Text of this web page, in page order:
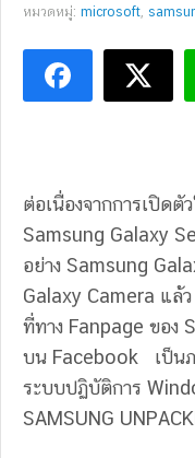
หมวดหมู่: microsoft,
ต่อเนื่องจากการเปิด
Samsung Galaxy
อย่าง Samsung
Galaxy Camera แล้
ที่ทาง Fanpage ของ
บน Facebook เป็นภ
ระบบปฏิบัติการ
SAMSUNG